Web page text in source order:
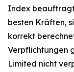
Index
besten Kräften,
korrekt
Verpflichtungen
Limited nicht